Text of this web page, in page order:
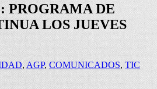
PROGRAMA DE
LOS JUEVES
,AGP,COMUNICADOS, TIC